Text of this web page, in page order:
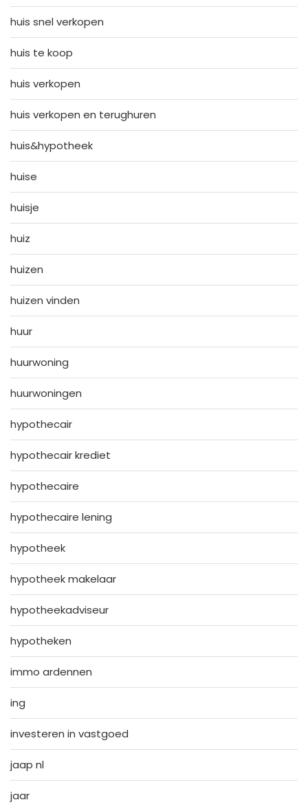
huis snel verkopen
huis te koop
huis verkopen
huis verkopen en terughuren
huis&hypotheek
huise
huisje
huiz
huizen
huizen vinden
huur
huurwoning
huurwoningen
hypothecair
hypothecair krediet
hypothecaire
hypothecaire lening
hypotheek
hypotheek makelaar
hypotheekadviseur
hypotheken
immo ardennen
ing
investeren in vastgoed
jaap nl
jaar